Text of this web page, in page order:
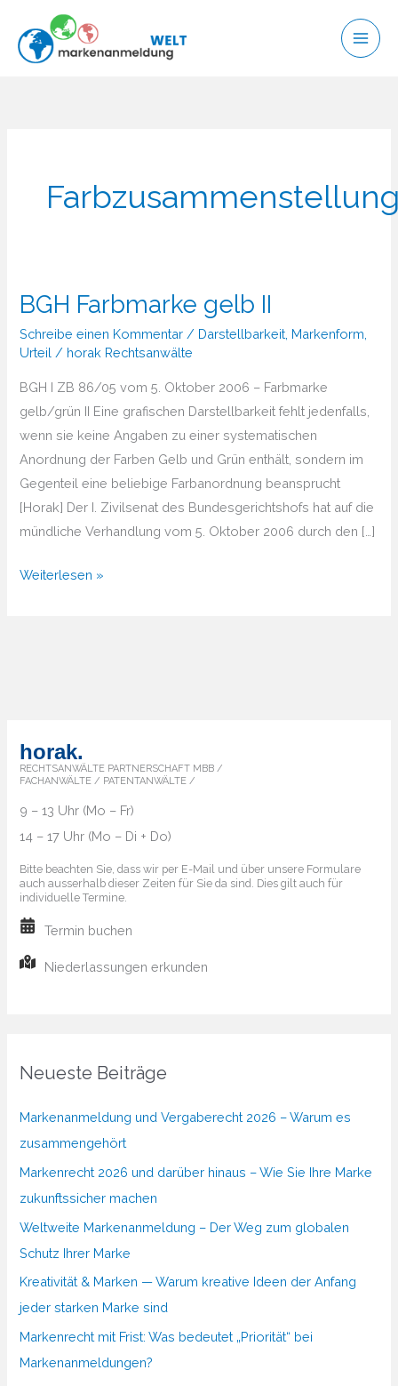
Inhalt
springen
BGH Farbmarke gelb II
Schreibe einen Kommentar / Darstellbarkeit Markenform
Urteil / horak Rechtsanwälte
BGH I ZB 86/05 vom 5. Oktober 2006 – Farbmarke
gelb/grün II Eine grafischen Darstellbarkeit fehlt jedenfalls,
wenn sie keine Angaben zu einer systematischen
Anordnung der Farben Gelb und Grün enthält, sondern im
Gegenteil eine beliebige Farbanordnung beansprucht
[Horak] Der I. Zivilsenat des Bundesgerichtshofs hat auf die
mündliche Verhandlung vom 5. Oktober 2006 durch den […]
BGH
Weiterlesen »
horak.
RECHTSANWÄLTE PARTNERSCHAFT MBB /
FACHANWÄLTE / PATENTANWÄLTE /
9 – 13 Uhr (Mo – Fr)
14 – 17 Uhr (Mo – Di + Do)
Bitte beachten Sie, dass wir per E-Mail und über unsere Formulare
auch ausserhalb dieser Zeiten für Sie da sind. Dies gilt auch für
individuelle Termine.
Termin buchen
Niederlassungen erkunden
Neueste Beiträge
Markenanmeldung und Vergaberecht 2026 – Warum es
zusammengehört
Markenrecht 2026 und darüber hinaus – Wie Sie Ihre Marke
zukunftssicher machen
Weltweite Markenanmeldung – Der Weg zum globalen
Schutz Ihrer Marke
Kreativität & Marken — Warum kreative Ideen der Anfang
jeder starken Marke sind
Markenrecht mit Frist: Was bedeutet „Priorität“ bei
Markenanmeldungen?